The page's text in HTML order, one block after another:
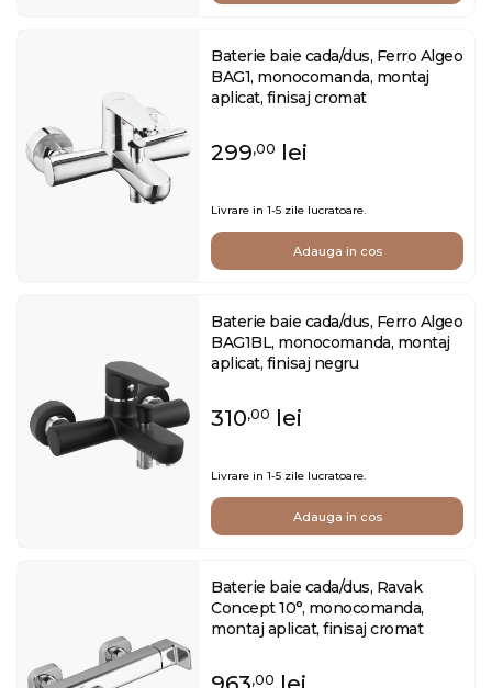
Baterie baie cada/dus, Ferro Algeo
BAG1, monocomanda, montaj
aplicat, finisaj cromat
299,00 lei
Livrare in 1-5 zile lucratoare.
Adauga in cos
Baterie baie cada/dus, Ferro Algeo
BAG1BL, monocomanda, montaj
aplicat, finisaj negru
310,00 lei
Livrare in 1-5 zile lucratoare.
Adauga in cos
Baterie baie cada/dus, Ravak
Concept 10°, monocomanda,
montaj aplicat, finisaj cromat
,00